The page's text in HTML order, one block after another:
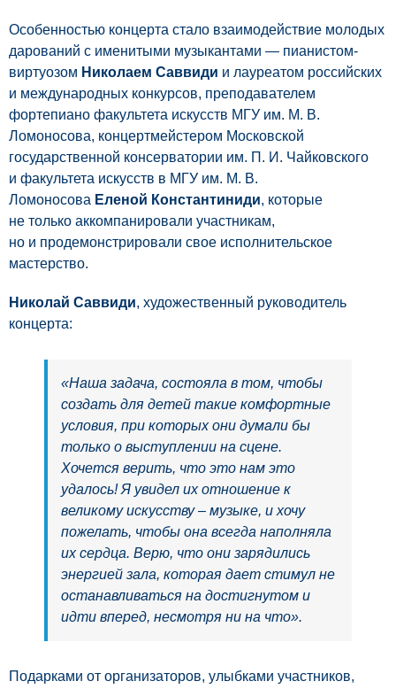
Особенностью концерта стало взаимодействие молодых
дарований с именитыми музыкантами — пианистом-
виртуозом Николаем Саввиди и лауреатом российских
и международных конкурсов, преподавателем
фортепиано факультета искусств МГУ им. М. В.
Ломоносова, концертмейстером Московской
государственной консерватории им. П. И. Чайковского
и факультета искусств в МГУ им. М. В.
Ломоносова Еленой Константиниди, которые
не только аккомпанировали участникам,
но и продемонстрировали свое исполнительское
мастерство.
Николай Саввиди, художественный руководитель
концерта:
«Наша задача, состояла в том, чтобы
создать для детей такие комфортные
условия, при которых они думали бы
только о выступлении на сцене.
Хочется верить, что это нам это
удалось! Я увидел их отношение к
великому искусству – музыке, и хочу
пожелать, чтобы она всегда наполняла
их сердца. Верю, что они зарядились
энергией зала, которая дает стимул не
останавливаться на достигнутом и
идти вперед, несмотря ни на что».
Подарками от организаторов, улыбками участников,